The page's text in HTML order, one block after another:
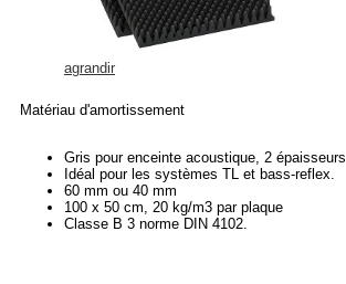
agrandir
Matériau d'amortissement
Gris pour enceinte acoustique, 2 épaisseurs
Idéal pour les systèmes TL et bass-reflex.
60 mm ou 40 mm
100 x 50 cm, 20 kg/m3 par plaque
Classe B 3 norme DIN 4102.